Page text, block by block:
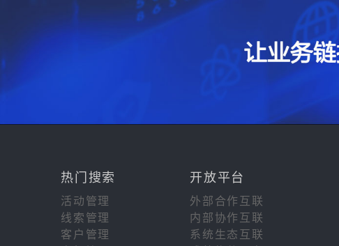
热门搜索 开放平台
活动管理
外部合作互联
线索管理
内部协作互联
客户管理
系统生态互联